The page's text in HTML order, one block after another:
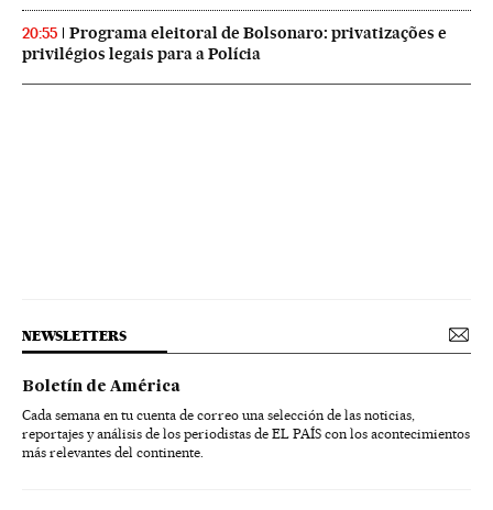
20:55
Programa eleitoral de Bolsonaro: privatizações e
privilégios legais para a Polícia
NEWSLETTERS
Boletín de América
Cada semana en tu cuenta de correo una selección de las noticias,
reportajes y análisis de los periodistas de EL PAÍS con los acontecimientos
más relevantes del continente.